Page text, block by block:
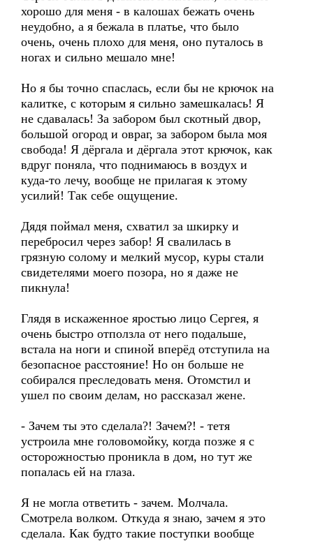
хорошо для меня - в калошах бежать очень
неудобно, а я бежала в платье, что было
очень, очень плохо для меня, оно путалось в
ногах и сильно мешало мне!
Но я бы точно спаслась, если бы не крючок на
калитке, с которым я сильно замешкалась! Я
не сдавалась! За забором был скотный двор,
большой огород и овраг, за забором была моя
свобода! Я дёргала и дёргала этот крючок, как
вдруг поняла, что поднимаюсь в воздух и
куда-то лечу, вообще не прилагая к этому
усилий! Так себе ощущение.
Дядя поймал меня, схватил за шкирку и
перебросил через забор! Я свалилась в
грязную солому и мелкий мусор, куры стали
свидетелями моего позора, но я даже не
пикнула!
Глядя в искаженное яростью лицо Сергея, я
очень быстро отползла от него подальше,
встала на ноги и спиной вперёд отступила на
безопасное расстояние! Но он больше не
собирался преследовать меня. Отомстил и
ушел по своим делам, но рассказал жене.
- Зачем ты это сделала?! Зачем?! - тетя
устроила мне головомойку, когда позже я с
осторожностью проникла в дом, но тут же
попалась ей на глаза.
Я не могла ответить - зачем. Молчала.
Смотрела волком. Откуда я знаю, зачем я это
сделала. Как будто такие поступки вообще